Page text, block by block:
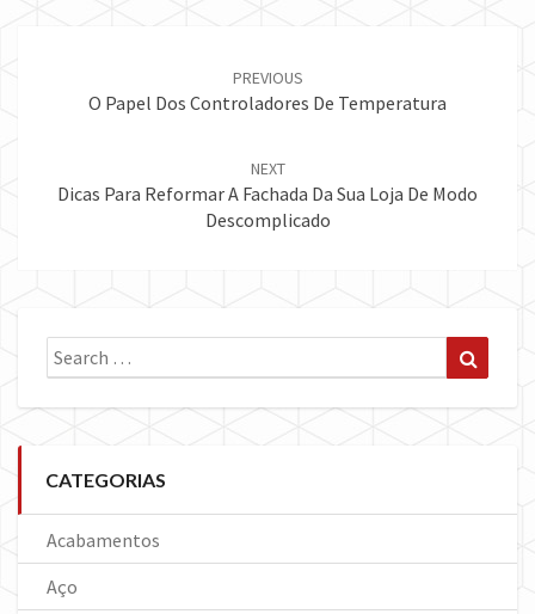
PREVIOUS
O Papel Dos Controladores De Temperatura
NEXT
Dicas Para Reformar A Fachada Da Sua Loja De Modo
Descomplicado
Search
for:
CATEGORIAS
Acabamentos
Aço